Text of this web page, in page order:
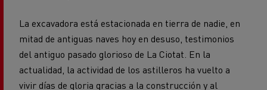
La excavadora está estacionada en tierra de nadie, en
mitad de antiguas naves hoy en desuso, testimonios
del antiguo pasado glorioso de La Ciotat. En la
actualidad, la actividad de los astilleros ha vuelto a
vivir días de gloria gracias a la construcción y al